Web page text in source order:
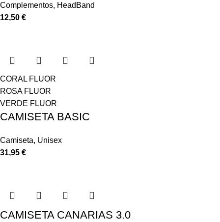
Complementos, HeadBand
12,50 €
CORAL FLUOR
ROSA FLUOR
VERDE FLUOR
CAMISETA BASIC
Camiseta, Unisex
31,95 €
CAMISETA CANARIAS 3.0